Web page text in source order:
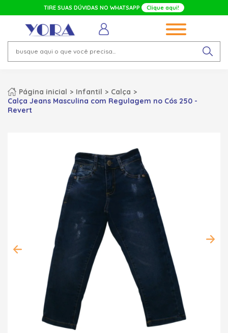
TIRE SUAS DÚVIDAS NO WHATSAPP Clique aqui!
Página inicial Infantil
Calça
Calça Jeans Masculina com Regulagem no Cós 250 -
Revert